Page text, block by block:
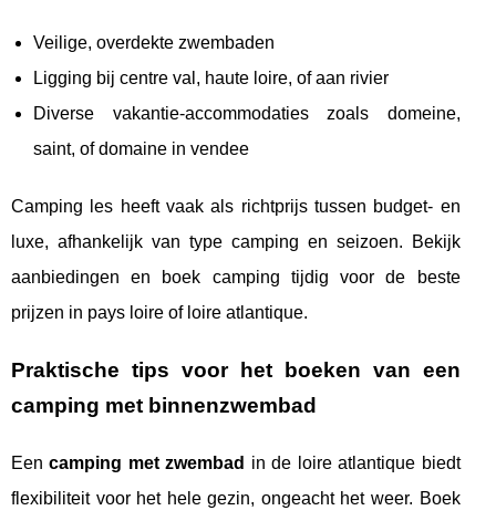
Veilige, overdekte zwembaden
Ligging bij centre val, haute loire, of aan rivier
Diverse vakantie-accommodaties zoals domeine,
saint, of domaine in vendee
Camping les heeft vaak als richtprijs tussen budget- en
luxe, afhankelijk van type camping en seizoen. Bekijk
aanbiedingen en boek camping tijdig voor de beste
prijzen in pays loire of loire atlantique.
Praktische tips voor het boeken van een
camping met binnenzwembad
Eencamping met zwembad in de loire atlantique biedt
flexibiliteit voor het hele gezin, ongeacht het weer. Boek